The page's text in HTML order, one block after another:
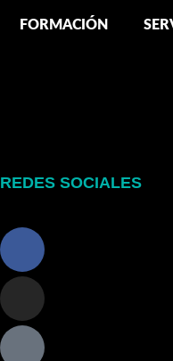
FORMACIÓN
REDES SOCIALES